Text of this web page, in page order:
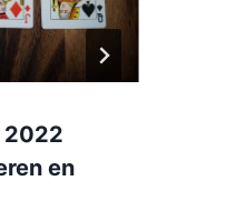
2022
en